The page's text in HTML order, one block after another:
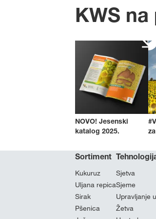
KWS
NOVO! Jesenski
katalog 2025.
Sortiment
Kukuruz
Uljana repica
Sirak
Pšenica
Sjetva
Sjeme
Upravljanje
Žetva